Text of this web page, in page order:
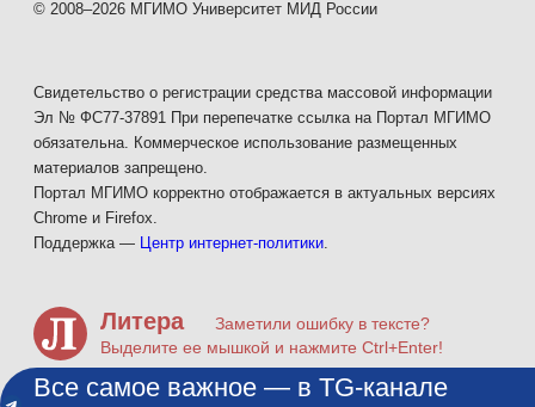
© 2008–2026 МГИМО Университет МИД России
Свидетельство о регистрации средства массовой информации
Эл № ФС77-37891 При перепечатке ссылка на Портал МГИМО
обязательна. Коммерческое использование размещенных
материалов запрещено.
Портал МГИМО корректно отображается в актуальных версиях
Chrome и Firefox.
Поддержка — Центр интернет-политики.
Литера
Заметили ошибку в тексте?
Выделите ее мышкой и нажмите Ctrl+Enter!
Все самое важное — в TG-канале